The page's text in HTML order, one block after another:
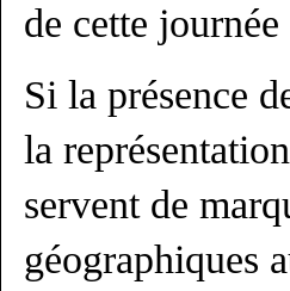
de cette journée
Si la présence
la
servent de
géographiques